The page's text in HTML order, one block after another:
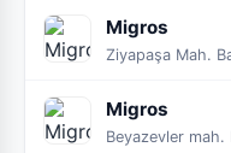
Migros
Ziyapaşa Mah.
Migros